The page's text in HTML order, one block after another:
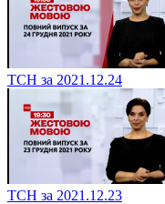
ТСН за 2021.12.24
ТСН за 2021.12.23